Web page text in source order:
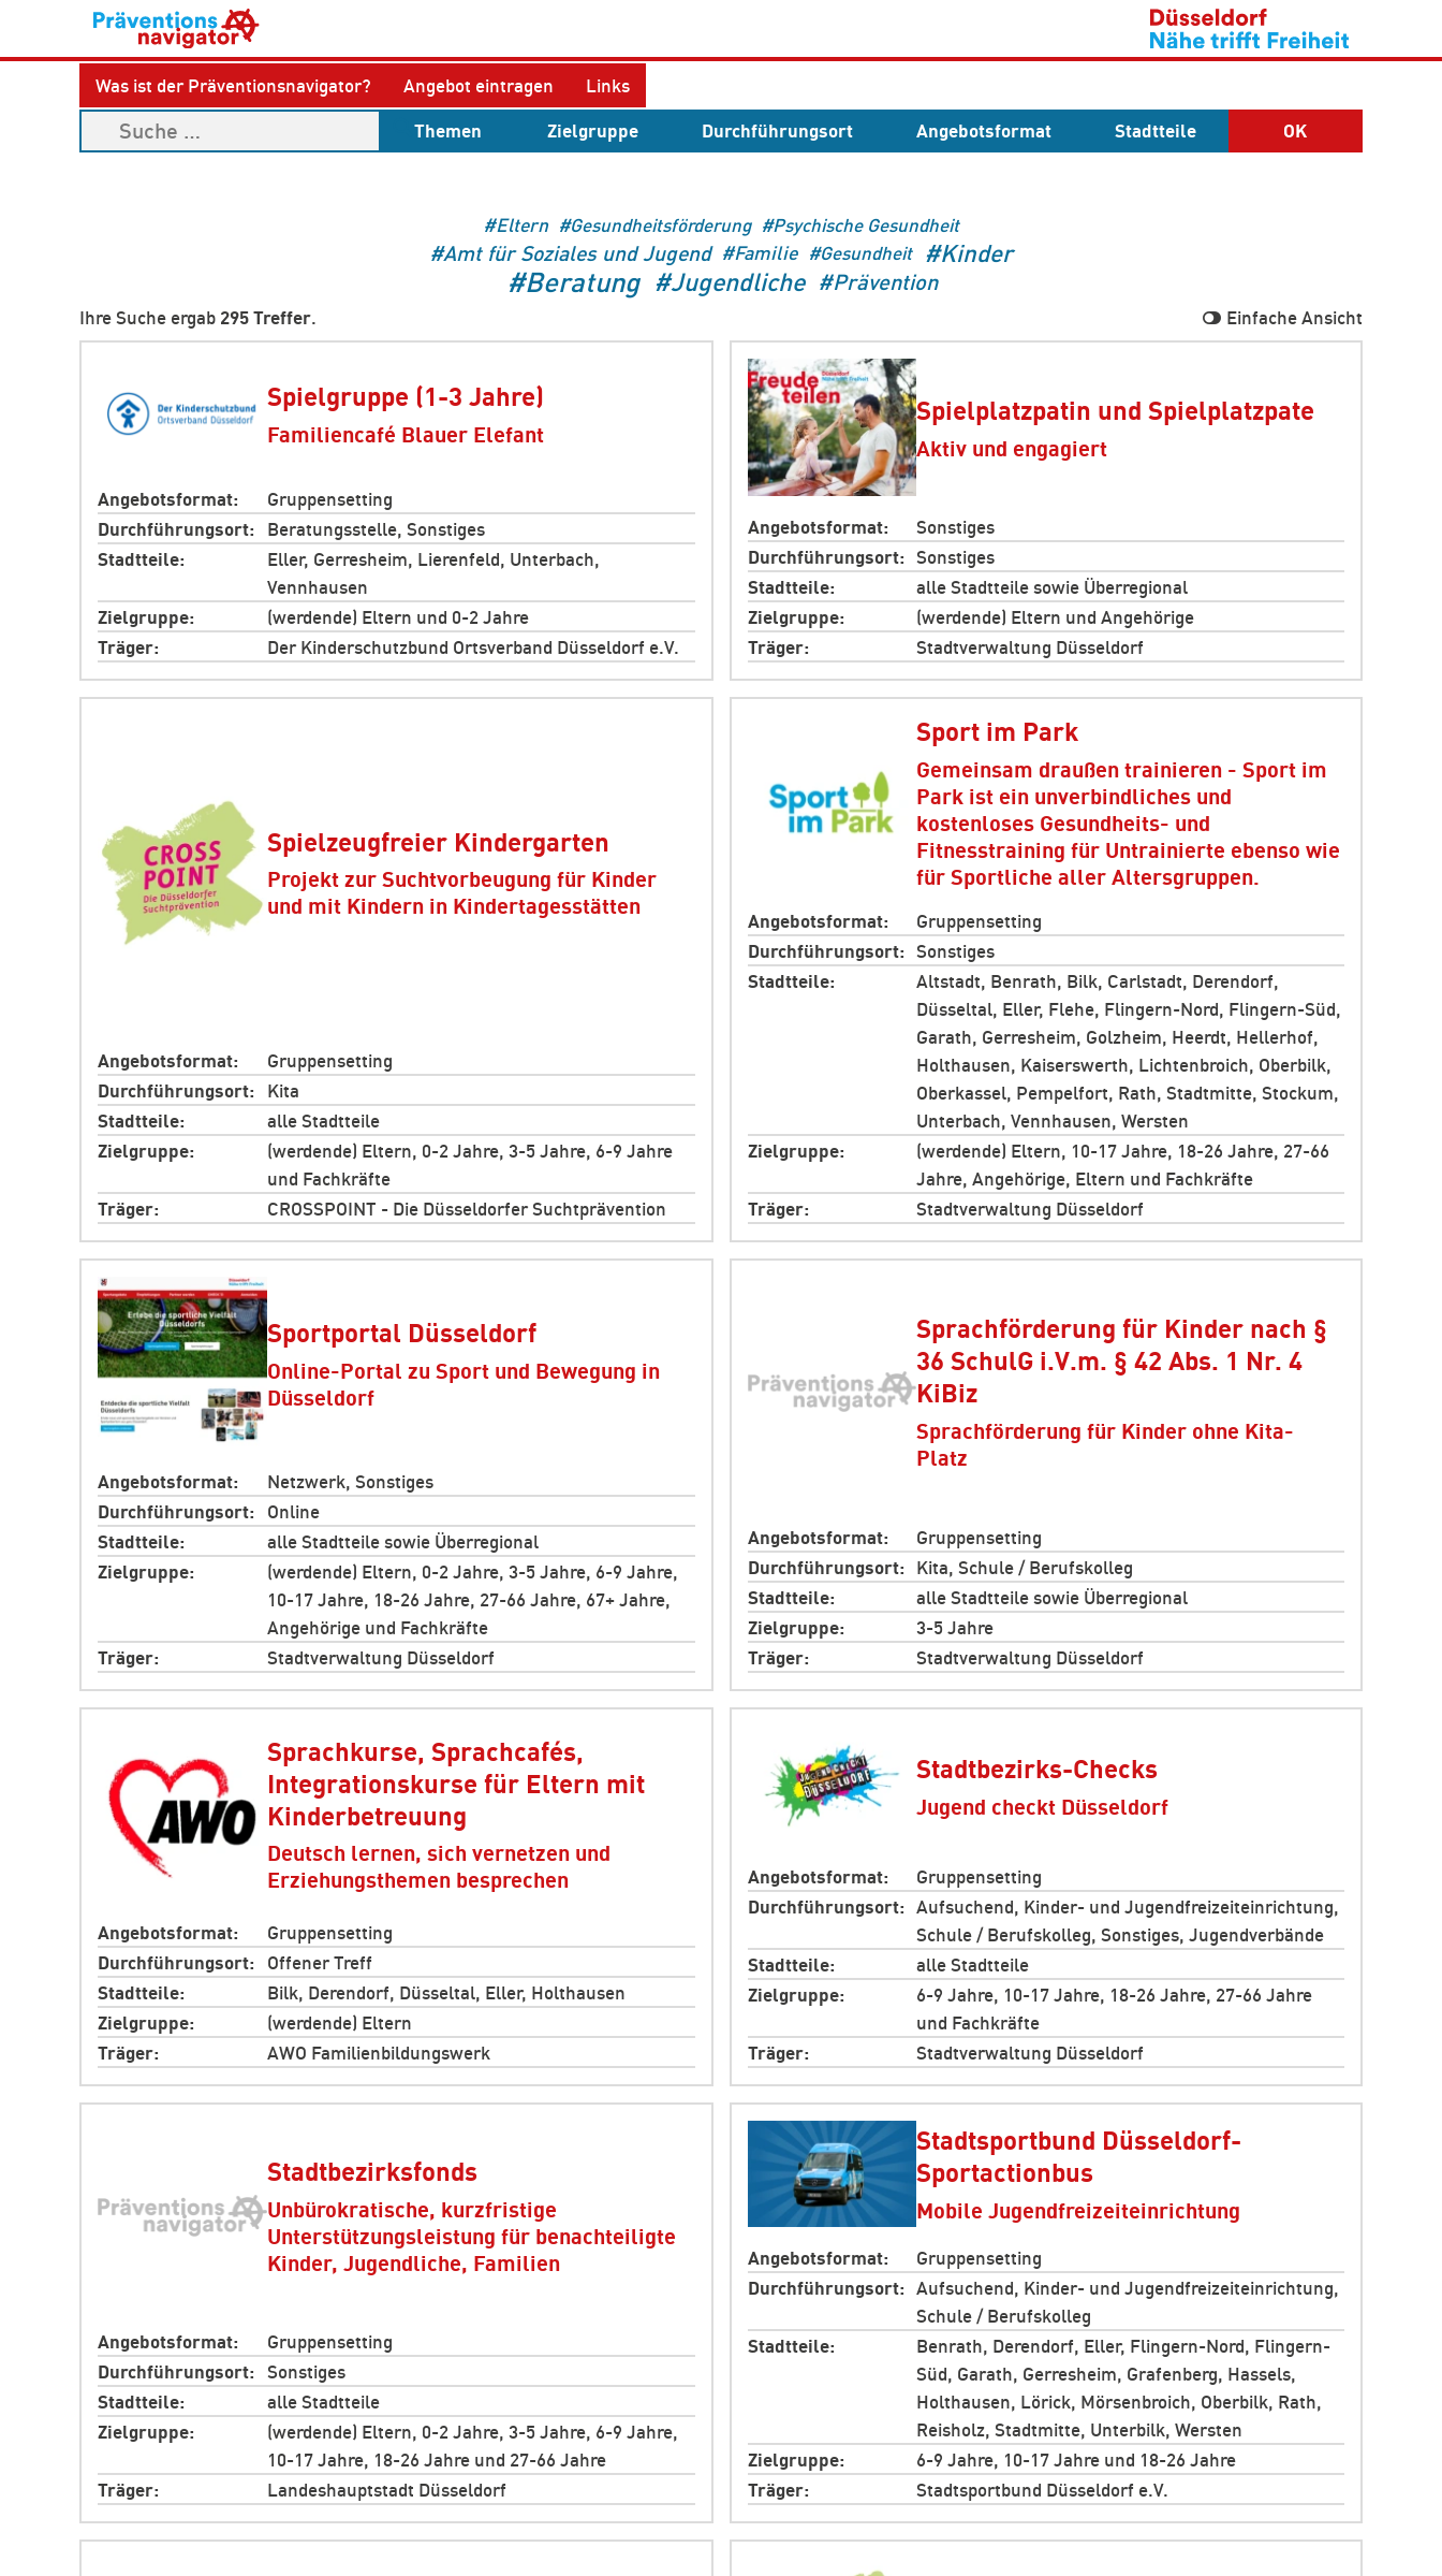
Was ist der Präventionsnavigator? Angebot eintragen
Links
Themen
Zielgruppe Durchführungsort Angebotsformat Stadtteile OK
Eltern Gesundheitsförderung Psychische Gesundheit
Amt für Soziales und Jugend Familie Gesundheit Kinder
Beratung Jugendliche Prävention
Ihre Suche ergab 295 Treffer. Einfache Ansicht
Spielgruppe (1-3 Jahre)
Familiencafé Blauer Elefant
Angebotsformat
Gruppensetting
Durchführungsort
Beratungsstelle, Sonstiges
Stadtteile
Eller, Gerresheim, Lierenfeld, Unterbach,
Vennhausen
Zielgruppe
(werdende) Eltern und 0-2 Jahre
Träger
Der Kinderschutzbund Ortsverband Düsseldorf e.V.
Spielplatzpatin und Spielplatzpate
Aktiv und engagiert
Angebotsformat
Sonstiges
Durchführungsort
Sonstiges
Stadtteile
alle Stadtteile sowie Überregional
Zielgruppe
(werdende) Eltern und Angehörige
Träger
Stadtverwaltung Düsseldorf
Spielzeugfreier Kindergarten
Projekt zur Suchtvorbeugung für Kinder
und mit Kindern in Kindertagesstätten
Angebotsformat
Gruppensetting
Durchführungsort
Kita
Stadtteile
alle Stadtteile
Zielgruppe
(werdende) Eltern, 0-2 Jahre, 3-5 Jahre, 6-9 Jahre
und Fachkräfte
Träger
CROSSPOINT - Die Düsseldorfer Suchtprävention
Sport im Park
Gemeinsam draußen trainieren - Sport im
Park ist ein unverbindliches und
kostenloses Gesundheits- und
Fitnesstraining für Untrainierte ebenso wie
für Sportliche aller Altersgruppen.
Angebotsformat
Gruppensetting
Durchführungsort
Sonstiges
Stadtteile
Altstadt, Benrath, Bilk, Carlstadt, Derendorf,
Düsseltal, Eller, Flehe, Flingern-Nord, Flingern-Süd,
Garath, Gerresheim, Golzheim, Heerdt, Hellerhof,
Holthausen, Kaiserswerth, Lichtenbroich, Oberbilk,
Oberkassel, Pempelfort, Rath, Stadtmitte, Stockum,
Unterbach, Vennhausen, Wersten
Zielgruppe
(werdende) Eltern, 10-17 Jahre, 18-26 Jahre, 27-66
Jahre, Angehörige, Eltern und Fachkräfte
Träger
Stadtverwaltung Düsseldorf
Sportportal Düsseldorf
Online-Portal zu Sport und Bewegung in
Düsseldorf
Angebotsformat
Netzwerk, Sonstiges
Durchführungsort
Online
Stadtteile
alle Stadtteile sowie Überregional
Zielgruppe
(werdende) Eltern, 0-2 Jahre, 3-5 Jahre, 6-9 Jahre,
10-17 Jahre, 18-26 Jahre, 27-66 Jahre, 67+ Jahre,
Angehörige und Fachkräfte
Träger
Stadtverwaltung Düsseldorf
Sprachförderung für Kinder nach §
36 SchulG i.V.m. § 42 Abs. 1 Nr. 4
KiBiz
Sprachförderung für Kinder ohne Kita-
Platz
Angebotsformat
Gruppensetting
Durchführungsort
Kita, Schule / Berufskolleg
Stadtteile
alle Stadtteile sowie Überregional
Zielgruppe
3-5 Jahre
Träger
Stadtverwaltung Düsseldorf
Sprachkurse, Sprachcafés,
Integrationskurse für Eltern mit
Kinderbetreuung
Deutsch lernen, sich vernetzen und
Erziehungsthemen besprechen
Angebotsformat
Gruppensetting
Durchführungsort
Offener Treff
Stadtteile
Bilk, Derendorf, Düsseltal, Eller, Holthausen
Zielgruppe
(werdende) Eltern
Träger
AWO Familienbildungswerk
Stadtbezirks-Checks
Jugend checkt Düsseldorf
Angebotsformat
Gruppensetting
Durchführungsort
Aufsuchend, Kinder- und Jugendfreizeiteinrichtung,
Schule / Berufskolleg, Sonstiges, Jugendverbände
Stadtteile
alle Stadtteile
Zielgruppe
6-9 Jahre, 10-17 Jahre, 18-26 Jahre, 27-66 Jahre
und Fachkräfte
Träger
Stadtverwaltung Düsseldorf
Stadtbezirksfonds
Unbürokratische, kurzfristige
Unterstützungsleistung für benachteiligte
Kinder, Jugendliche, Familien
Angebotsformat
Gruppensetting
Durchführungsort
Sonstiges
Stadtteile
alle Stadtteile
Zielgruppe
(werdende) Eltern, 0-2 Jahre, 3-5 Jahre, 6-9 Jahre,
10-17 Jahre, 18-26 Jahre und 27-66 Jahre
Träger
Landeshauptstadt Düsseldorf
Stadtsportbund Düsseldorf-
Sportactionbus
Mobile Jugendfreizeiteinrichtung
Angebotsformat
Gruppensetting
Durchführungsort
Aufsuchend, Kinder- und Jugendfreizeiteinrichtung,
Schule / Berufskolleg
Stadtteile
Benrath, Derendorf, Eller, Flingern-Nord, Flingern-
Süd, Garath, Gerresheim, Grafenberg, Hassels,
Holthausen, Lörick, Mörsenbroich, Oberbilk, Rath,
Reisholz, Stadtmitte, Unterbilk, Wersten
Zielgruppe
6-9 Jahre, 10-17 Jahre und 18-26 Jahre
Träger
Stadtsportbund Düsseldorf e.V.